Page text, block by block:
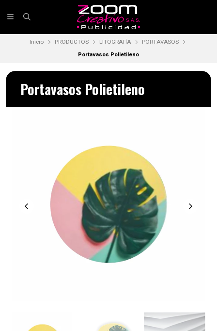
Inicio PRODUCTOS LITOGRAFÍA
PORTAVASOS
Portavasos Polietileno
Portavasos Polietileno